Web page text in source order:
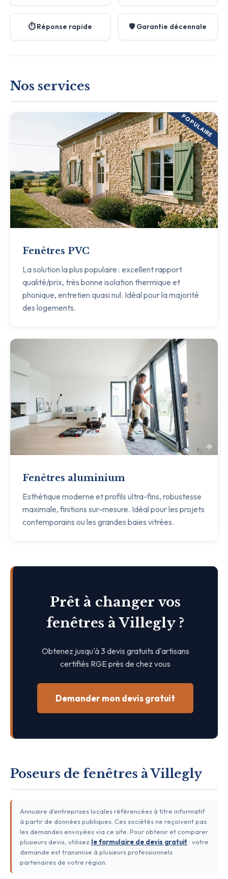
⏱️ Réponse rapide 🛡️ Garantie décennale
Nos services
POPULAIRE
Fenêtres PVC
La solution la plus populaire : excellent rapport
qualité/prix, très bonne isolation thermique et
phonique, entretien quasi nul. Idéal pour la majorité
des logements.
Fenêtres aluminium
Esthétique moderne et profils ultra-fins, robustesse
maximale, finitions sur-mesure. Idéal pour les projets
contemporains ou les grandes baies vitrées.
Prêt à changer vos
fenêtres à Villegly ?
Obtenez jusqu'à 3 devis gratuits d'artisans
certifiés RGE près de chez vous
Demander mon devis gratuit
Poseurs de fenêtres à Villegly
Annuaire d'entreprises locales référencées à titre informatif
à partir de données publiques. Ces sociétés ne reçoivent pas
les demandes envoyées via ce site. Pour obtenir et comparer
plusieurs devis, utilisez le formulaire de devis gratuit : votre
demande est transmise à plusieurs professionnels
partenaires de votre région.